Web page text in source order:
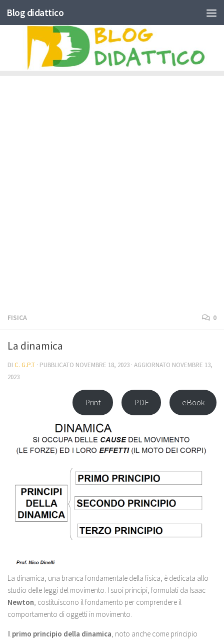
Skip to content
Blog didattico
FISICA 0
La dinamica
DI C. G.P.T · PUBBLICATO NOVEMBRE 18, 2023 · AGGIORNATO NOVEMBRE 13,
2023
Print PDF eBook
La dinamica, una branca fondamentale della fisica, è dedicata allo
studio delle leggi del movimento. I suoi principi, formulati da Isaac
Newton, costituiscono il fondamento per comprendere il
comportamento di oggetti in movimento.
Il primo principio della dinamica, noto anche come principio